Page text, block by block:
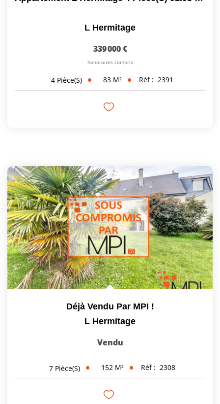
L Hermitage
339 000 €
honoraires compris
4 Pièce(s) 83 M² Réf : 2391
Déjà Vendu Par MPI !
L Hermitage
Vendu
7 Pièce(s) 152 M² Réf : 2308